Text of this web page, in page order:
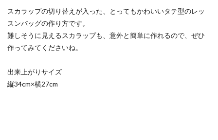
スカラップの切り替えが入った、とってもかわいいタテ型のレッ
スンバッグの作り方です。
難しそうに見えるスカラップも、意外と簡単に作れるので、ぜひ
作ってみてくださいね。
出来上がりサイズ
縦34cm×横27cm